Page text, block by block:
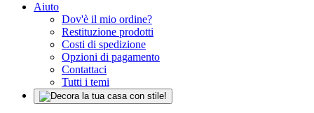
Aiuto
Dov'è il mio ordine?
Restituzione prodotti
Costi di spedizione
Opzioni di pagamento
Contattaci
Tutti i temi